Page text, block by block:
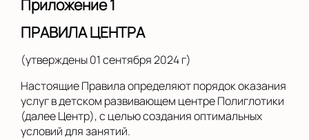
Приложение 1
ПРАВИЛА ЦЕНТРА
(утверждены 01 сентября 2024 г)
Настоящие Правила определяют порядок оказания
услуг в детском развивающем центре Полиглотики
(далее Центр), с целью создания оптимальных
условий для занятий.